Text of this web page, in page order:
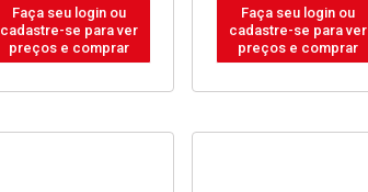
Faça seu login ou
cadastre-se para ver
preços e comprar
Faça seu login ou
cadastre-se para ver
preços e comprar